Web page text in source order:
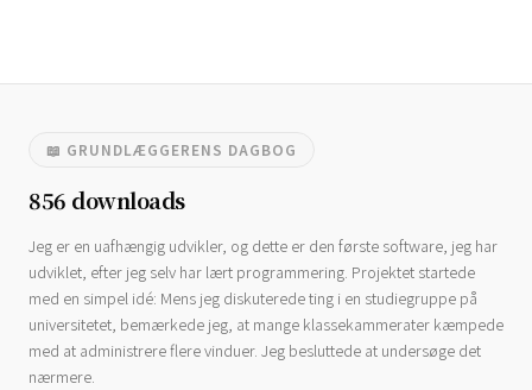
📖 GRUNDLÆGGERENS DAGBOG
856 downloads
Jeg er en uafhængig udvikler, og dette er den første software, jeg har
udviklet, efter jeg selv har lært programmering. Projektet startede
med en simpel idé: Mens jeg diskuterede ting i en studiegruppe på
universitetet, bemærkede jeg, at mange klassekammerater kæmpede
med at administrere flere vinduer. Jeg besluttede at undersøge det
nærmere.